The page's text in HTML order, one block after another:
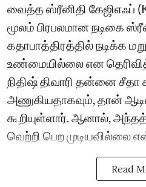
வைத்த ஸ்ரீனிதி கேஜிஎஃப்
மூலம் பிரபலமான நடிகை
கதாபாத்திரத்தில் நடிக்க
உண்மையில்லை என
நிதிஷ் திவாரி தன்னை சீதா
அணுகியதாகவும், தான்
கூறியுள்ளார். ஆனால்,
வெற்றி பெற முடியவில்லை
Read